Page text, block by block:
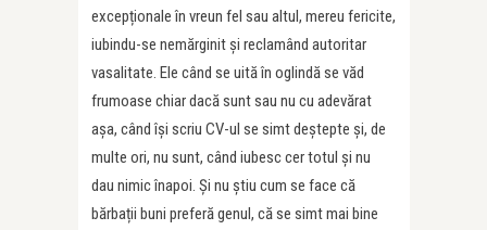
excepționale în vreun fel sau altul, mereu fericite,
iubindu-se nemărginit și reclamând autoritar
vasalitate. Ele când se uită în oglindă se văd
frumoase chiar dacă sunt sau nu cu adevărat
așa, când își scriu CV-ul se simt deștepte și, de
multe ori, nu sunt, când iubesc cer totul și nu
dau nimic înapoi. Și nu știu cum se face că
bărbații buni preferă genul, că se simt mai bine